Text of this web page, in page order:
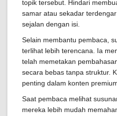
topik tersebut. Hindari
samar atau sekadar
sejalan dengan isi.
Selain membantu pembaca,
terlihat lebih terencana. Ia
telah memetakan
secara bebas tanpa struktur.
penting dalam konten
Saat pembaca melihat
mereka lebih mudah